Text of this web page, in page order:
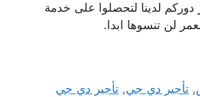
دوركم لدينا لتحصلوا على خدمة
لن تنسوها ابدا.
,تأجير دي جي,تأجير دي جي